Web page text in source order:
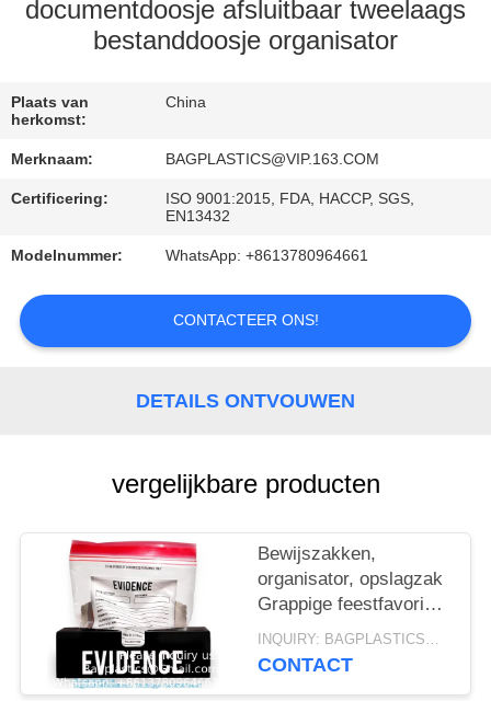
CITAAT
PRIVACYBELEID
documentdoosje afsluitbaar tweelaags
bestanddoosje organisator
Plaats van
herkomst:
China
Merknaam: BAGPLASTICS@VIP.163.COM
Certificering:
ISO 9001:2015, FDA, HACCP, SGS,
EN13432
Modelnummer: WhatsApp: +8613780964661
CONTACTEER ONS!
DETAILS ONTVOUWEN
vergelijkbare producten
Bewijszakken,
organisator, opslagzak
Grappige feestfavoriet
traktatiezakken
geweldig voor
INQUIRY: BAGPLASTICS@GMAIL.COM MOQ:WhatsApp: +8613780964661
CONTACT